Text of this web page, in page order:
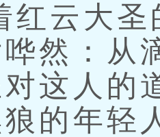
云大圣
然：从
这人的
的年轻